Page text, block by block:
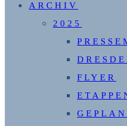
ARCHIV
2025
FLYER